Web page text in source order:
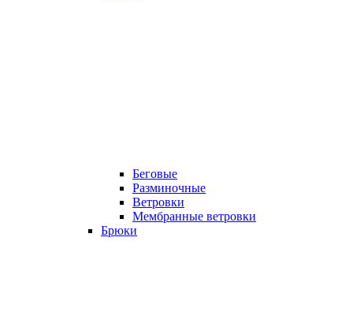
Беговые
Разминочные
Ветровки
Мембранные ветровки
Брюки